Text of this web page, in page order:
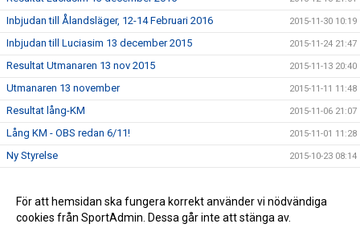
Inbjudan till Ålandsläger, 12-14 Februari 2016 2015-11-30 10:19
Inbjudan till Luciasim 13 december 2015 2015-11-24 21:47
Resultat Utmanaren 13 nov 2015 2015-11-13 20:40
Utmanaren 13 november 2015-11-11 11:48
Resultat lång-KM 2015-11-06 21:07
Lång KM - OBS redan 6/11! 2015-11-01 11:28
Ny Styrelse 2015-10-23 08:14
Resultat Gurrasimmet 2015-05-25 14:19
Klädförsäljning (uppdaterad) 2015-04-08 14:44
För att hemsidan ska fungera korrekt använder vi nödvändiga
cookies från SportAdmin. Dessa går inte att stänga av.